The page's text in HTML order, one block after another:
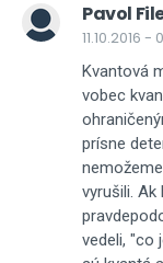
Pavol
11.10.2016 -
Kvantová
vobec
prísne
vyrušili.
vedeli, "co